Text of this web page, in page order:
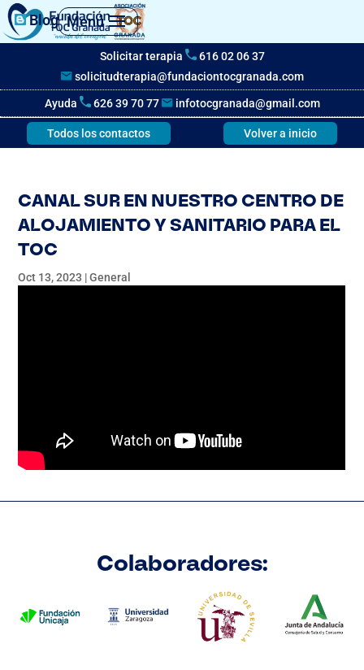
Blog Menú
Solicitar terapia
616 02 06 37
solicitudterapia@fundaciontocgranada.com
Ayuda 626 39 70 77 infotocgranada@gmail.com
Todos los contactos Volver a inicio
CANAL SUR EN NUESTRO CENTRO DE
ALOJAMIENTO Y SANITARIO PARA EL
TOC
Oct 13, 2023 |General
Colaboradores: